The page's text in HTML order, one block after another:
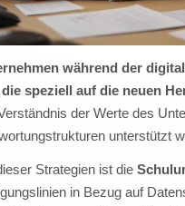
während der
speziell auf die neuen
der Werte des
unterstützt
Strategien ist die
in Bezug auf